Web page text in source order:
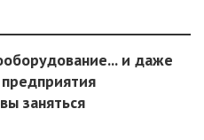
и даже
заняться